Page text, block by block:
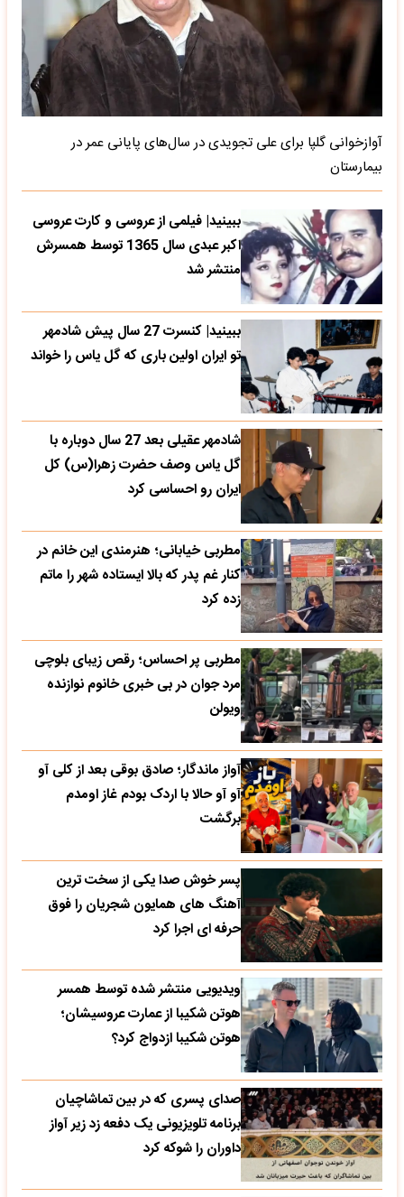
آوازخوانی گلپا برای علی تجویدی در سال‌های پایانی عمر در
بیمارستان
ببینید| فیلمی از عروسی و کارت عروسی
اکبر عبدی سال 1365 توسط همسرش
منتشر شد
ببینید| کنسرت 27 سال پیش شادمهر
تو ایران اولین باری که گل یاس را خواند
شادمهر عقیلی بعد 27 سال دوباره با
گل یاس وصف حضرت زهرا(س) کل
ایران رو احساسی کرد
مطربی خیابانی؛ هنرمندی این خانم در
کنار غم پدر که بالا ایستاده شهر را ماتم
زده کرد
مطربی پر احساس؛ رقص زیبای بلوچی
مرد جوان در بی خبری خانوم نوازنده
ویولن
آواز ماندگار؛ صادق بوقی بعد از کلی آو
آو آو حالا با اردک بودم غاز اومدم
برگشت
پسر خوش صدا یکی از سخت ترین
آهنگ های همایون شجریان را فوق
حرفه ای اجرا کرد
ویدیویی منتشر شده توسط همسر
هوتن شکیبا از عمارت عروسیشان؛
هوتن شکیبا ازدواج کرد؟
صدای پسری که در بین تماشاچیان
برنامه تلویزیونی یک دفعه زد زیر آواز
داوران را شوکه کرد